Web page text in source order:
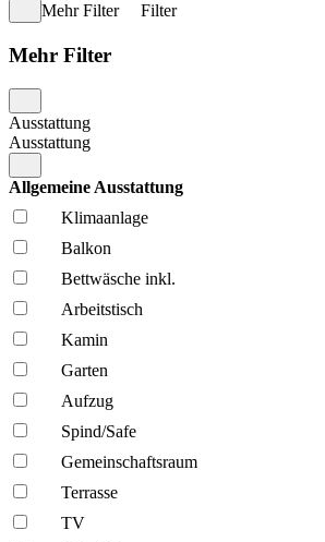
Mehr Filter
Filter
Mehr Filter
Ausstattung
Ausstattung
Allgemeine Ausstattung
Klima­anlage
Balkon
Bettwäsche inkl.
Arbeitstisch
Kamin
Garten
Aufzug
Spind/Safe
Gemeinschafts­raum
Terrasse
TV